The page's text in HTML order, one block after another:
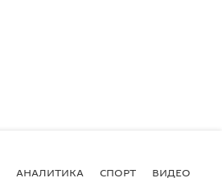
АНАЛИТИКА СПОРТ ВИДЕО